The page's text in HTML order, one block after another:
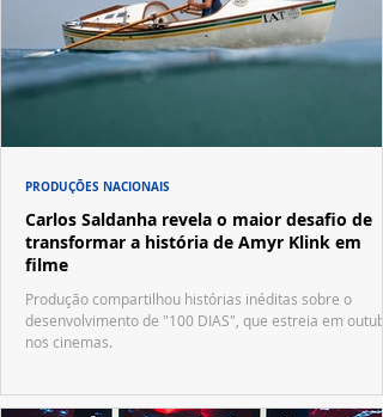
Carlos Saldanha revela o maior desafio de
transformar a história de Amyr Klink em
filme
Produção compartilhou histórias inéditas sobre o
desenvolvimento de "100 DIAS", que estreia em
nos cinemas.
PRODUÇÕES NACIONAIS